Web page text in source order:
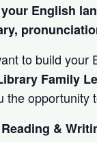
English
to build your
Family
the opportunity
&